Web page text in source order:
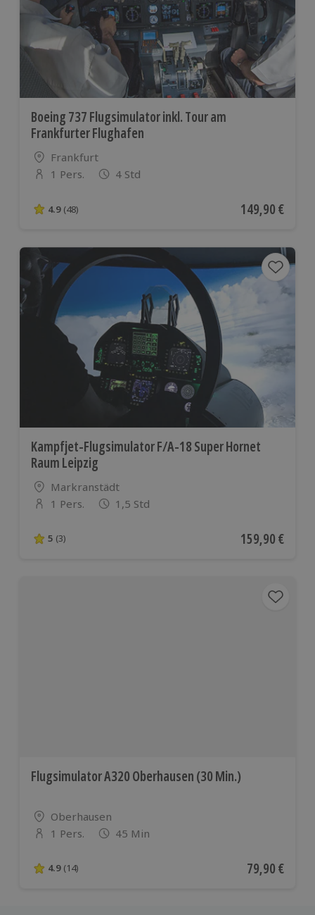
Boeing 737 Flugsimulator inkl. Tour am
Frankfurter Flughafen
Standort
Frankfurt
Anzahl der Teilnehmer
1 Pers. 4 Std
4.9 von 5 Sternen basierend auf 48 Bewertungen
4.9 (48) Aktueller Preis
149,90 €
Kampfjet-Flugsimulator F/A-18 Super Hornet
Raum Leipzig
Standort
Markranstädt
Anzahl der Teilnehmer
1 Pers. 1,5 Std
5 von 5 Sternen basierend auf 3 Bewertungen
5 (3) Aktueller Preis
159,90 €
Flugsimulator A320 Oberhausen (30 Min.)
Standort
Oberhausen
Anzahl der Teilnehmer
1 Pers. 45 Min
4.9 von 5 Sternen basierend auf 14 Bewertungen
4.9 (14) Aktueller
79,90 €